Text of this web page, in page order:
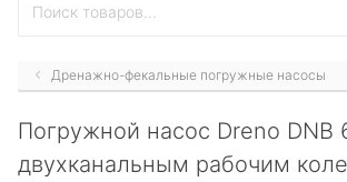
Дренажно-фекальные погружные насосы
Погружной насос Dreno DNB
двухканальным рабочим